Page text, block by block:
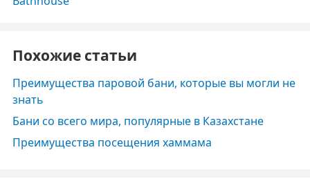
Похожие статьи
Преимущества паровой бани, которые вы могли не
знать
Бани со всего мира, популярные в Казахстане
Преимущества посещения хаммама